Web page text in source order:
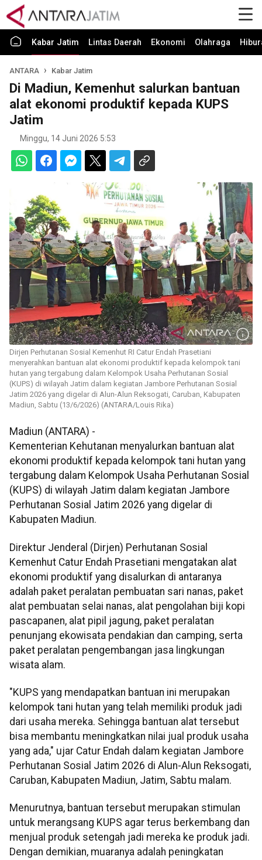
Kabar Jatim Lintas Daerah Ekonomi Olahraga
ANTARA Kabar Jatim
Di Madiun, Kemenhut salurkan bantuan
alat ekonomi produktif kepada KUPS
Jatim
Minggu, 14 Juni 2026 5:53
Dirjen Perhutanan Sosial Kemenhut RI Catur Endah Prasetiani
menyerahkan bantuan alat ekonomi produktif kepada kelompok tani
hutan yang tergabung dalam Kelompok Usaha Perhutanan Sosial
(KUPS) di wilayah Jatim dalam kegiatan Jambore Perhutanan Sosial
Jatim 2026 yang digelar di Alun-Alun Reksogati, Caruban, Kabupaten
Madiun, Sabtu (13/6/2026) (ANTARA/Louis Rika)
Madiun (ANTARA) -
Kementerian Kehutanan menyalurkan bantuan alat
ekonomi produktif kepada kelompok tani hutan yang
tergabung dalam Kelompok Usaha Perhutanan Sosial
(KUPS) di wilayah Jatim dalam kegiatan Jambore
Perhutanan Sosial Jatim 2026 yang digelar di
Kabupaten Madiun.
Direktur Jenderal (Dirjen) Perhutanan Sosial
Kemenhut Catur Endah Prasetiani mengatakan alat
ekonomi produktif yang disalurkan di antaranya
adalah paket peralatan pembuatan sari nanas, paket
alat pembuatan selai nanas, alat pengolahan biji kopi
pascapanen, alat pipil jagung, paket peralatan
penunjang ekowisata pendakian dan camping, serta
paket peralatan pengembangan jasa lingkungan
wisata alam.
"KUPS yang mendapatkan bantuan ini merupakan
kelompok tani hutan yang telah memiliki produk jadi
dari usaha mereka. Sehingga bantuan alat tersebut
bisa membantu meningkatkan nilai jual produk usaha
yang ada," ujar Catur Endah dalam kegiatan Jambore
Perhutanan Sosial Jatim 2026 di Alun-Alun Reksogati,
Caruban, Kabupaten Madiun, Jatim, Sabtu malam.
Menurutnya, bantuan tersebut merupakan stimulan
untuk merangsang KUPS agar terus berkembang dan
menjual produk setengah jadi mereka ke produk jadi.
Dengan demikian, muaranya adalah peningkatan